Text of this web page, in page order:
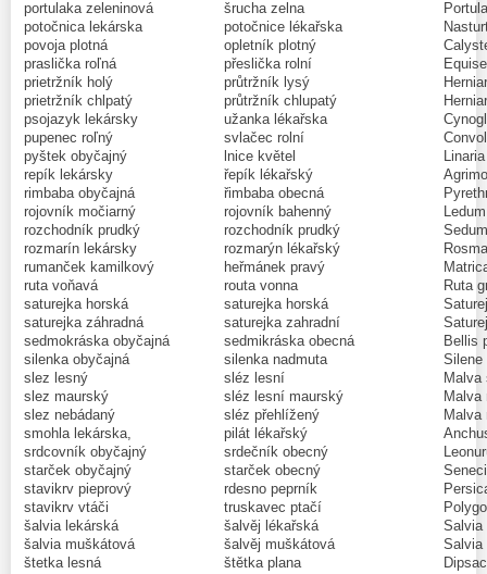
portulaka zeleninová
šrucha zelna
potočnica lekárska
potočnice lékařska
povoja plotná
opletník plotný
praslička roľná
přeslička rolní
prietržník holý
průtržník lysý
prietržník chlpatý
průtržník chlupatý
psojazyk lekársky
užanka lékařska
pupenec roľný
svlačec rolní
pyštek obyčajný
lnice květel
repík lekársky
řepík lékařský
rimbaba obyčajná
řimbaba obecná
rojovník močiarný
rojovník bahenný
rozchodník prudký
rozchodník prudký
rozmarín lekársky
rozmarýn lékařský
rumanček kamilkový
heřmánek pravý
ruta voňavá
routa vonna
Ruta
saturejka horská
saturejka horská
saturejka záhradná
saturejka zahradní
sedmokráska obyčajná
sedmikráska obecná
Bellis
silenka obyčajná
silenka nadmuta
Silene
slez lesný
sléz lesní
Malva
slez maurský
sléz lesní maurský
Malva
slez nebádaný
sléz přehlížený
Malva
smohla lekárska,
pilát lékařský
srdcovník obyčajný
srdečník obecný
starček obyčajný
starček obecný
stavikrv pieprový
rdesno peprník
stavikrv vtáči
truskavec ptačí
šalvia lekárská
šalvěj lékařská
Salvia
šalvia muškátová
šalvěj muškátová
Salvia
štetka lesná
štětka plana